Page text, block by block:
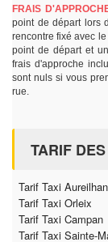
FRAIS
point de départ lors
rencontre fixé avec
point de départ et
frais d'approche
sont nuls si vous
rue.
TARIF
Tarif Taxi Aureilhan
Tarif Taxi Orleix
Tarif Taxi Campan
Tarif Taxi Sainte-